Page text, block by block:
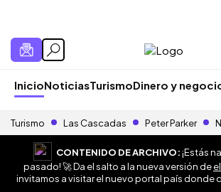
InicioNoticiasTurismoDinero y
Turismo Las Cascadas Peter Parker
CONTENIDO DE ARCHIVO:¡Estás
pasado! 🚀 Da el salto a la nueva versión de
invitamos a visitar el nuevo portal país donde